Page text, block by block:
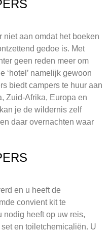
niet aan omdat het boeken
gedoe is. Met
geen reden meer om
‘hotel’ namelijk gewoon
biedt campers te huur aan
Zuid-Afrika, Europa en
je de wildernis zelf
daar overnachten waar
en u heeft de
convient kit te
nodig heeft op uw reis,
en toiletchemicaliën. U